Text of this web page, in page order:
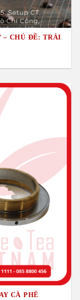
– CHỦ ĐỀ: TRẢI
CÀ PHÊ